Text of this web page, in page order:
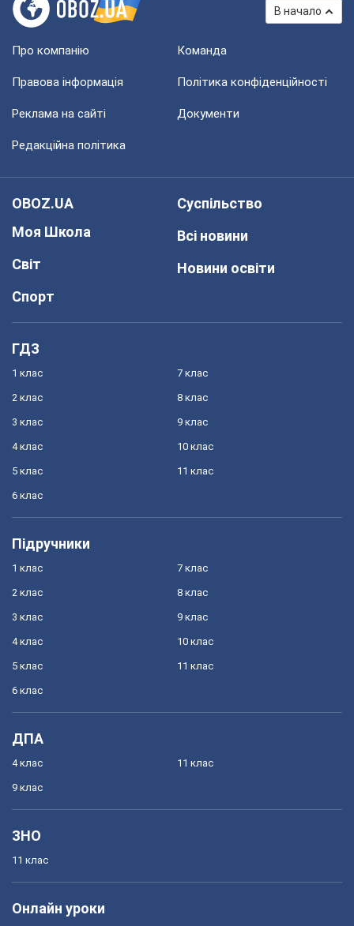
В начало
Про компанію Команда
Правова інформація Політика конфіденційності
Реклама на сайті Документи
Редакційна політика
OBOZ.UA
Моя Школа
Світ
Спорт
Суспільство
Всі новини
Новини освіти
ГДЗ
1 клас
2 клас
3 клас
4 клас
5 клас
6 клас
7 клас
8 клас
9 клас
10 клас
11 клас
Підручники
1 клас
2 клас
3 клас
4 клас
5 клас
6 клас
7 клас
8 клас
9 клас
10 клас
11 клас
ДПА
4 клас
9 клас
11 клас
ЗНО
11 клас
Онлайн уроки